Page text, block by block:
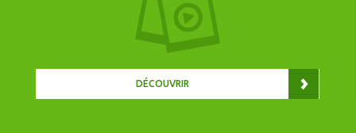
DÉCOUVRIR